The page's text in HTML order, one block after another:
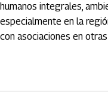
humanos integrales,
especialmente en la
con asociaciones en